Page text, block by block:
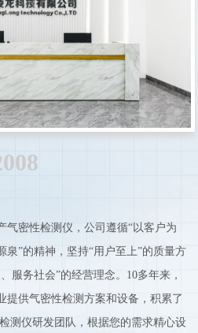
气密性检测仪，公司遵循“以客户为
”的精神，坚持“用户至上”的质量方
服务社会”的经营理念。10多年来，
提供气密性检测方案和设备，积累了
测仪研发团队，根据您的需求精心设